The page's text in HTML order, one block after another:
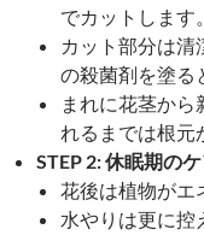
でカットします。
カット部分は清
の殺菌剤を塗る
まれに花茎か
れるまでは根元
STEP 2: 休眠期の
花後は植物がエ
水やりは更に控